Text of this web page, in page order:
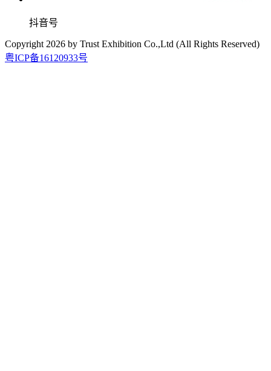
抖音号
Copyright 2026 by Trust Exhibition Co.,Ltd (All Rights Reserved)
粤ICP备16120933号